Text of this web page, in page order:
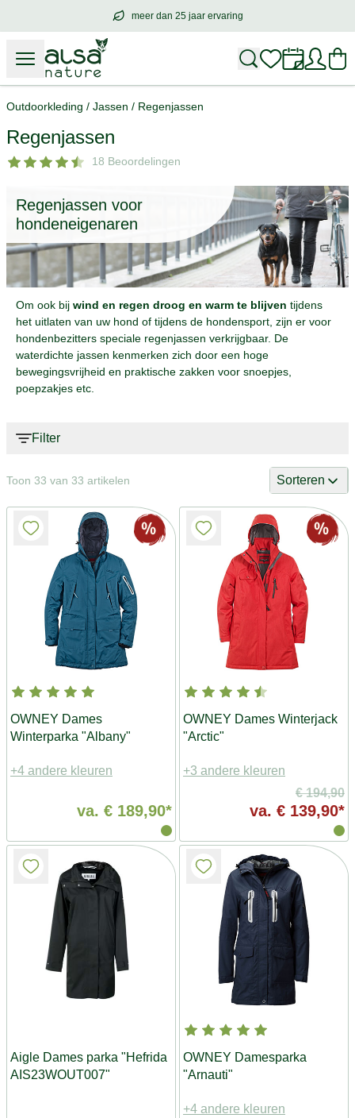
meer dan 25 jaar ervaring
meer dan25 jaar ervaring
Outdoorkleding / Jassen / Regenjassen
Regenjassen
18 Beoordelingen
Regenjassen voor
hondeneigenaren
Om ook bij wind en regen droog en warm te blijven tijdens
het uitlaten van uw hond of tijdens de hondensport, zijn er voor
hondenbezitters speciale regenjassen verkrijgbaar. De
waterdichte jassen kenmerken zich door een hoge
bewegingsvrijheid en praktische zakken voor snoepjes,
poepzakjes etc.
Filter
Toon 33 van 33 artikelen Sorteren
OWNEY Dames
Winterparka "Albany"
+4 andere kleuren
va. € 189,90*
OWNEY Dames Winterjack
"Arctic"
+3 andere kleuren
€ 194,90
va. € 139,90*
Aigle Dames parka "Hefrida
AIS23WOUT007"
OWNEY Damesparka
"Arnauti"
+4 andere kleuren